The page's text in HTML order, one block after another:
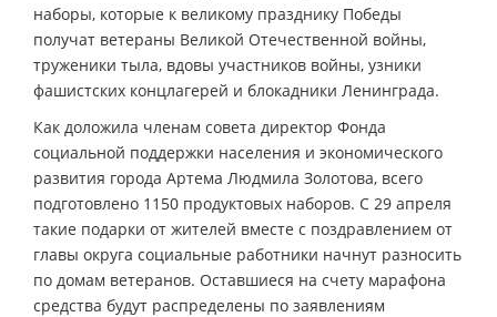
наборы, которые к великому празднику Победы
получат ветераны Великой Отечественной войны,
труженики тыла, вдовы участников войны, узники
фашистских концлагерей и блокадники Ленинграда.
Как доложила членам совета директор Фонда
социальной поддержки населения и экономического
развития города Артема Людмила Золотова, всего
подготовлено 1150 продуктовых наборов. С 29 апреля
такие подарки от жителей вместе с поздравлением от
главы округа социальные работники начнут разносить
по домам ветеранов. Оставшиеся на счету марафона
средства будут распределены по заявлениям